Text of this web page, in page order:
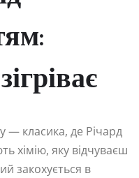
— класика, де Річард
хімію, яку відчуваєш
закохується в